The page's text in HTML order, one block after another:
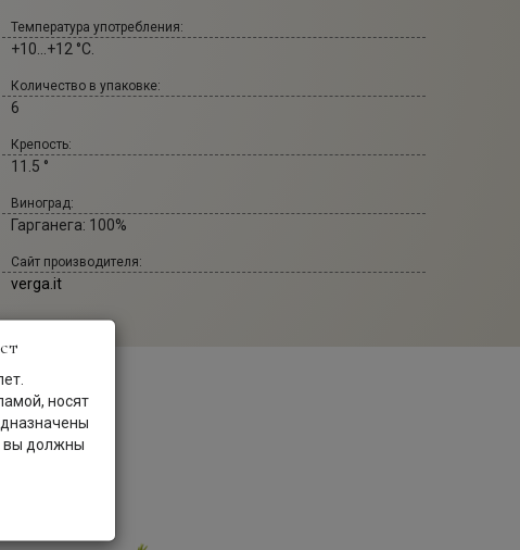
Температура употребления:
+10...+12 °С.
Количество в упаковке:
6
Крепость:
11.5 °
Виноград:
Гарганега: 100%
Сайт производителя:
verga.it
носят
вы должны